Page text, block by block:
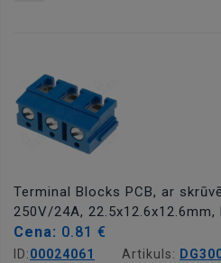
Terminal Blocks PCB, ar
250V/24A, 22.5x12.6x12.6mm,
Cena: 0.81 €
ID:00024061 Artikuls: